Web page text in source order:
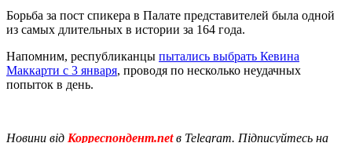
Борьба за пост спикера в Палате представителей была одной
из самых длительных в истории за 164 года.
Напомним, республиканцы пытались выбрать Кевина
Маккарти с 3 января, проводя по несколько неудачных
попыток в день.
Новини від Корреспондент.netв Telegram. Підписуйтесь на